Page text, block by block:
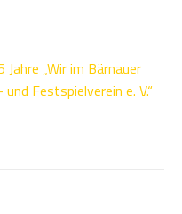
„Wir im Bärnauer
Festspielverein e. V.“